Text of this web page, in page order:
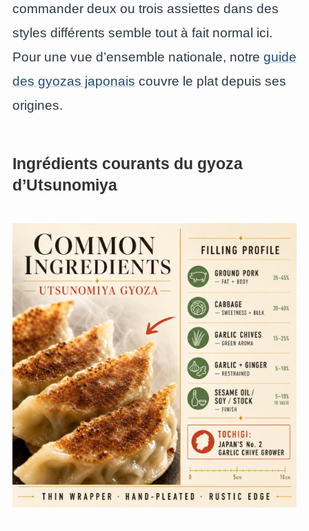
commander deux ou trois assiettes dans des
styles différents semble tout à fait normal ici.
Pour une vue d’ensemble nationale, notre guide
des gyozas japonais couvre le plat depuis ses
origines.
Ingrédients courants du gyoza
d’Utsunomiya